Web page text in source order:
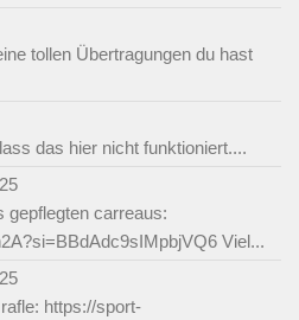
tollen Übertragungen du hast
das hier nicht funktioniert....
gepflegten carreaus:
Viel...
https://sport-